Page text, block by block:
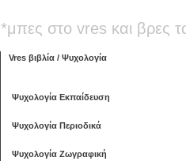
*μπες στο vres και βρες
Vres βιβλία / Ψυχολογία
Ψυχολογία Εκπαίδευση
Ψυχολογία Περιοδικά
Ψυχολογία Ζωγραφική